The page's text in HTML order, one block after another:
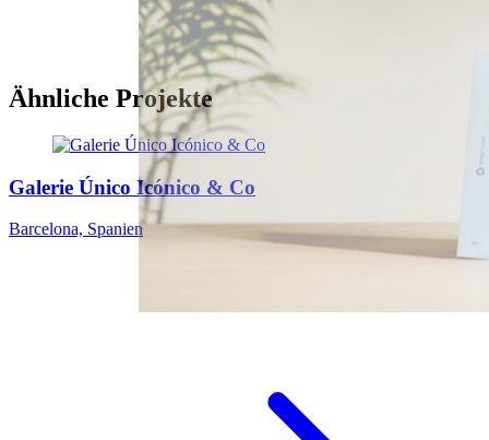
Ähnliche Projekte
Galerie Único Icónico & Co
Barcelona, Spanien